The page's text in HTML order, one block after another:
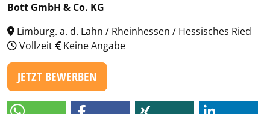
Bott GmbH & Co. KG
Limburg. a. d. Lahn / Rheinhessen / Hessisches Ried
Vollzeit
Keine Angabe
JETZT BEWERBEN